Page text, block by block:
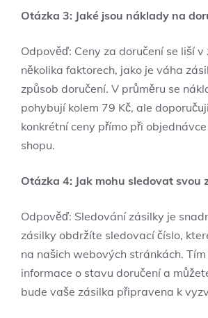
Otázka 3: Jaké jsou ‍náklady na
Odpověď: Ceny za doručení se liší
několika faktorech, jako je váha
způsob doručení. V průměru se​
pohybují kolem 79 Kč, ​ale
konkrétní ceny přímo při
shopu.
Otázka ‌4: Jak ⁤mohu ⁣sledovat svou
Odpověď: Sledování zásilky je
zásilky obdržíte sledovací číslo,
na našich webových stránkách.
informace o stavu doručení a
bude vaše zásilka ‍připravena k